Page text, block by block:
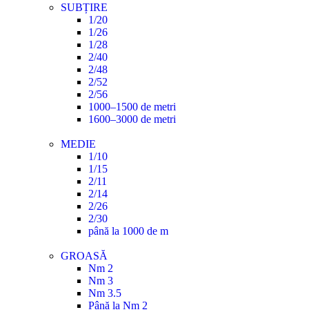
SUBȚIRE
1/20
1/26
1/28
2/40
2/48
2/52
2/56
1000–1500 de metri
1600–3000 de metri
MEDIE
1/10
1/15
2/11
2/14
2/26
2/30
până la 1000 de m
GROASĂ
Nm 2
Nm 3
Nm 3.5
Până la Nm 2